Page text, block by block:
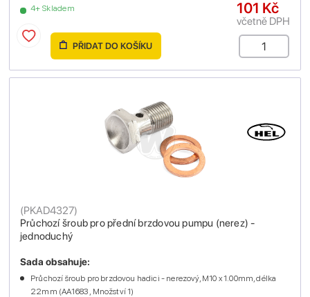
4+ Skladem 101 Kč
včetně DPH
PŘIDAT DO KOŠÍKU
Průchozí šroub pro přední brzdovou pumpu (nerez) -
jednoduchý
(PKAD4327)
Sada obsahuje:
Průchozí šroub pro brzdovou hadici - nerezový, M10 x 1.00mm, délka
22mm (AA1683 , Množství 1)